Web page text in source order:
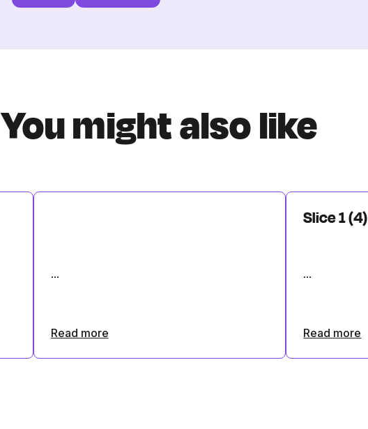
You might also like
...
Read more
Slice 1 (4)
...
Read more